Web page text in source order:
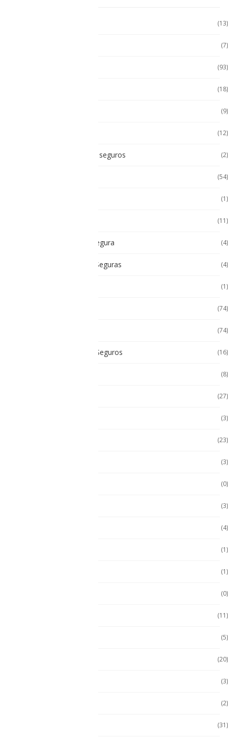
(13)
(7)
(93)
(18)
(9)
(12)
Accesorios Intrínsicamente seguros (2)
(54)
(1)
(11)
Cámara Intrínsecamente Segura (4)
Cámaras Intrínsecamente Seguras (4)
(1)
(74)
(74)
Celulares Intrínsecamente Seguros (16)
(8)
(27)
(3)
(23)
(3)
(0)
(3)
(4)
(1)
(1)
(0)
(11)
(5)
(20)
(3)
(2)
(31)